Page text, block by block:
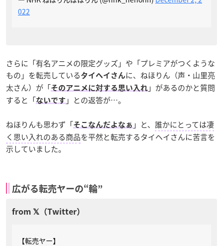
022
さらに「有名アニメの限定グッズ」や「プレミアがつくような
もの」を転売している タイヘイさんに、ねほりん（声・山里亮
太さん）が「そのアニメに対する思い入れ 」があるのかと質問
すると「ないです 」との返答が…。
ねほりんも思わず「そこなんだよなぁ 」と、 誰かにとっては凄
く思い入れのある商品を平然と転売するタイヘイさんに苦言を
示していました。
広がる転売ヤーの“輪”
【転売ヤー】